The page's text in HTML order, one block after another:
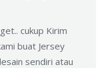
cukup Kirim
buat Jersey
sendiri atau